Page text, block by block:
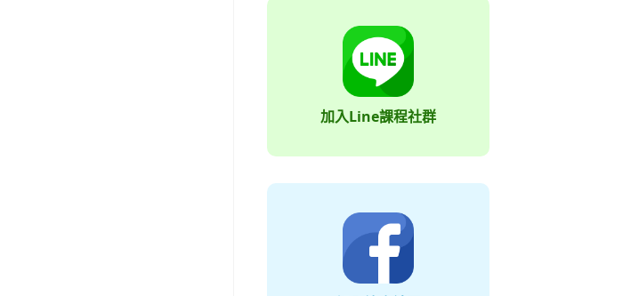
加入Line課程社群